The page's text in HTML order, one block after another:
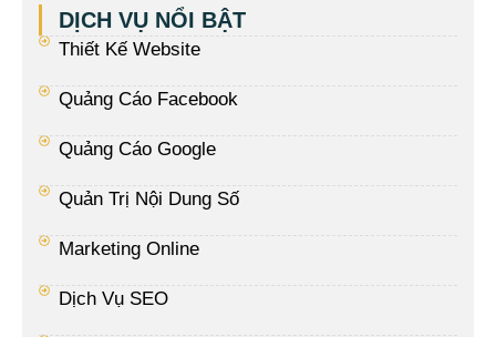
DỊCH VỤ NỔI BẬT
Thiết Kế Website
Quảng Cáo Facebook
Quảng Cáo Google
Quản Trị Nội Dung Số
Marketing Online
Dịch Vụ SEO